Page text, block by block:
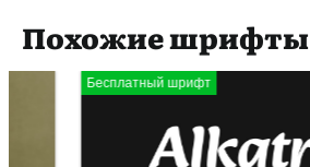
Похожие шрифты
Бесплатный шрифт